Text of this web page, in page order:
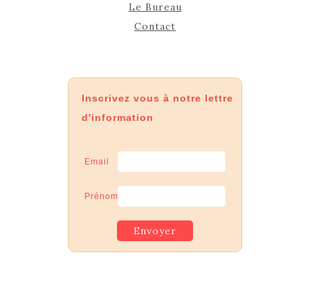
Le Bureau
Contact
Inscrivez vous à notre lettre
d'information
Email
Prénom